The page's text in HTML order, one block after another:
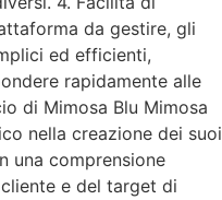
da gestire, gli
ed efficienti,
rapidamente alle
di Mimosa Blu Mimosa
nella creazione dei suoi
una comprensione
e del target di